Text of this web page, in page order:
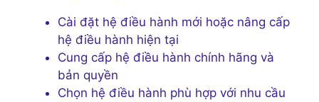
Cài đặt hệ điều hành mới hoặc nâng cấp
hệ điều hành hiện tại
Cung cấp hệ điều hành chính hãng và
bản quyền
Chọn hệ điều hành phù hợp với nhu cầu